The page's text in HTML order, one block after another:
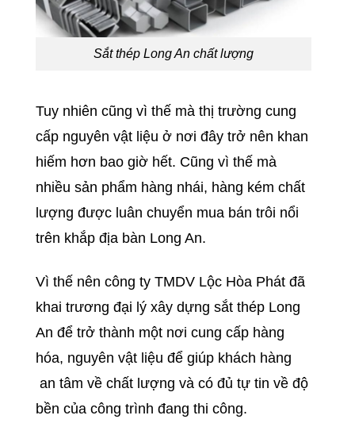
Sắt thép Long An chất lượng
Tuy nhiên cũng vì thế mà thị trường cung
cấp nguyên vật liệu ở nơi đây trở nên khan
hiếm hơn bao giờ hết. Cũng vì thế mà
nhiều sản phẩm hàng nhái, hàng kém chất
lượng được luân chuyển mua bán trôi nổi
trên khắp địa bàn Long An.
Vì thế nên công ty TMDV Lộc Hòa Phát đã
khai trương đại lý xây dựng sắt thép Long
An để trở thành một nơi cung cấp hàng
hóa, nguyên vật liệu để giúp khách hàng
an tâm về chất lượng và có đủ tự tin về độ
bền của công trình đang thi công.